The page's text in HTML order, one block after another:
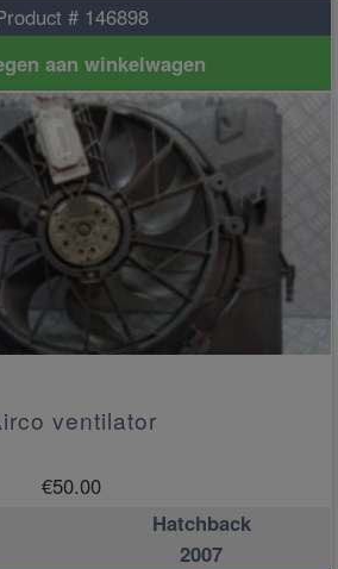
# 146898
aan winkelwagen
ventilator
€50.00
Hatchback
2007